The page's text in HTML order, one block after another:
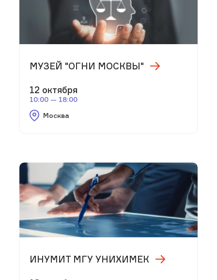
МУЗЕЙ "ОГНИ МОСКВЫ"
12 октября
10:00 — 18:00
Москва
ИНУМИТ МГУ УНИХИМЕК